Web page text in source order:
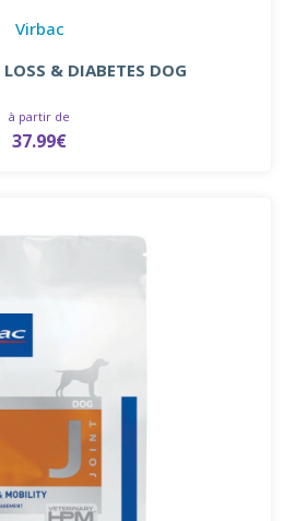
Virbac
& DIABETES DOG
à partir de
37.99€